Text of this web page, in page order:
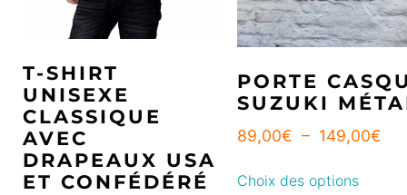
T-SHIRT
UNISEXE
CLASSIQUE
AVEC
DRAPEAUX USA
ET CONFÉDÉRÉ
PORTE
SUZUKI
89,00€ – 149,00€
Choix des options